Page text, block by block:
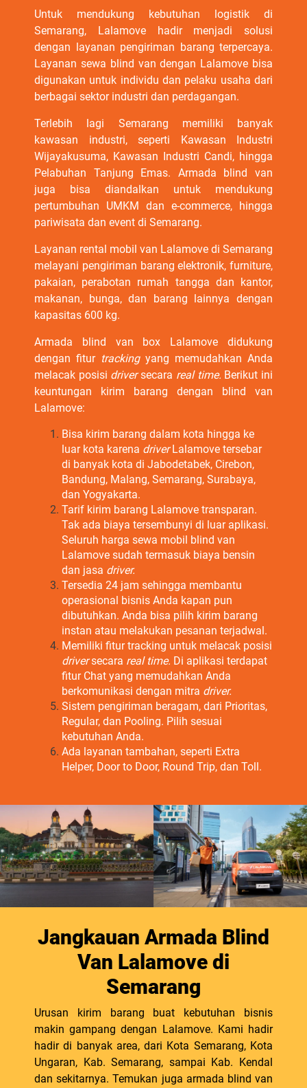
Untuk mendukung kebutuhan logistik di
Semarang, Lalamove hadir menjadi solusi
dengan layanan pengiriman barang terpercaya.
Layanan sewa blind van dengan Lalamove bisa
digunakan untuk individu dan pelaku usaha dari
berbagai sektor industri dan perdagangan.
Terlebih lagi Semarang memiliki banyak
kawasan industri, seperti Kawasan Industri
Wijayakusuma, Kawasan Industri Candi, hingga
Pelabuhan Tanjung Emas. Armada blind van
juga bisa diandalkan untuk mendukung
pertumbuhan UMKM dan e-commerce, hingga
pariwisata dan event di Semarang.
Layanan rental mobil van Lalamove di Semarang
melayani pengiriman barang elektronik, furniture,
pakaian, perabotan rumah tangga dan kantor,
makanan, bunga, dan barang lainnya dengan
kapasitas 600 kg.
Armada blind van box Lalamove didukung
dengan fitur tracking yang memudahkan Anda
melacak posisi driversecara real time. Berikut ini
keuntungan kirim barang dengan blind van
Lalamove:
Bisa kirim barang dalam kota hingga ke
luar kota karena driverLalamove tersebar
di banyak kota di Jabodetabek, Cirebon,
Bandung, Malang, Semarang, Surabaya,
dan Yogyakarta.
Tarif kirim barang Lalamove transparan.
Tak ada biaya tersembunyi di luar aplikasi.
Seluruh harga sewa mobil blind van
Lalamove sudah termasuk biaya bensin
dan jasa driver.
Tersedia 24 jam sehingga membantu
operasional bisnis Anda kapan pun
dibutuhkan. Anda bisa pilih kirim barang
instan atau melakukan pesanan terjadwal.
Memiliki fitur tracking untuk melacak posisi
driversecara real time. Di aplikasi terdapat
fitur Chat yang memudahkan Anda
berkomunikasi dengan mitra driver.
Sistem pengiriman beragam, dari Prioritas,
Regular, dan Pooling. Pilih sesuai
kebutuhan Anda.
Ada layanan tambahan, seperti Extra
Helper, Door to Door, Round Trip, dan Toll.
Jangkauan Armada Blind
Van Lalamove di
Semarang
Urusan kirim barang buat kebutuhan bisnis
makin gampang dengan Lalamove. Kami hadir
hadir di banyak area, dari Kota Semarang, Kota
Ungaran, Kab. Semarang, sampai Kab. Kendal
dan sekitarnya. Temukan juga armada blind van